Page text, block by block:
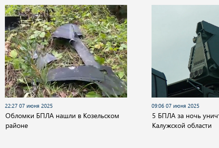
22:27 07 июня 2025
Обломки БПЛА нашли в Козельском
районе
09:06 07 июня 2025
5 БПЛА за ночь
Калужской области